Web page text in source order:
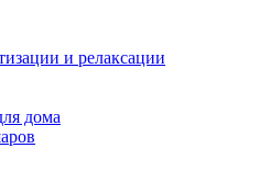
и релаксации
дома